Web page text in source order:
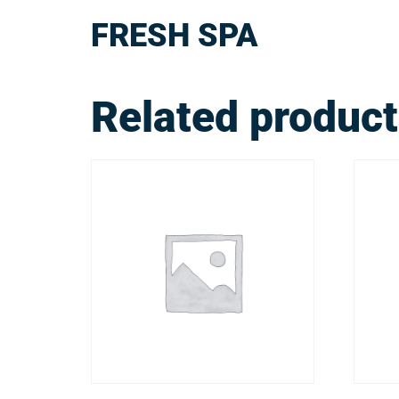
FRESH SPA
Related